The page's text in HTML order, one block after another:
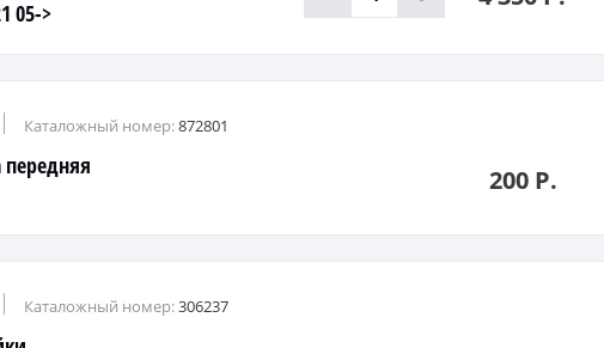
05->
передняя
Каталожный номер:872801
200 Р.
Каталожный номер:306237